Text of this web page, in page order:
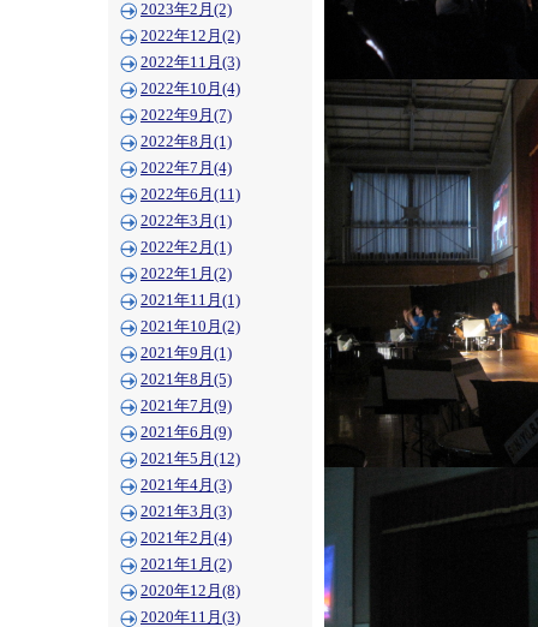
2023年2月(2)
2022年12月(2)
2022年11月(3)
2022年10月(4)
2022年9月(7)
2022年8月(1)
2022年7月(4)
2022年6月(11)
2022年3月(1)
2022年2月(1)
2022年1月(2)
2021年11月(1)
2021年10月(2)
2021年9月(1)
2021年8月(5)
2021年7月(9)
2021年6月(9)
2021年5月(12)
2021年4月(3)
2021年3月(3)
2021年2月(4)
2021年1月(2)
2020年12月(8)
2020年11月(3)